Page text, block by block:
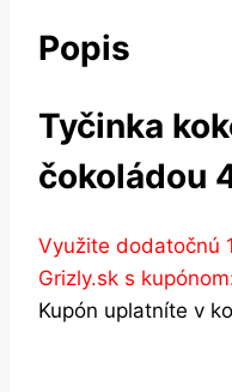
Popis
Tyčinka
čokoládou
Využite dodatočnú
Grizly.sk s
Kupón uplatníte v